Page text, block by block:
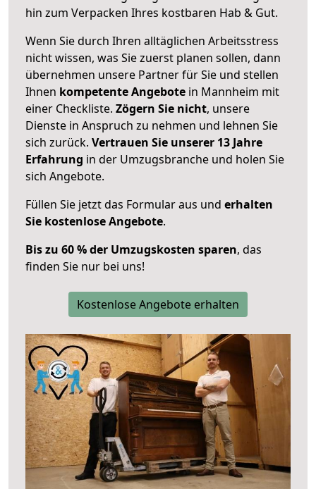
hin zum Verpacken Ihres kostbaren Hab & Gut.
Wenn Sie durch Ihren alltäglichen Arbeitsstress
nicht wissen, was Sie zuerst planen sollen, dann
übernehmen unsere Partner für Sie und stellen
Ihnen kompetente Angebote in Mannheim mit
einer Checkliste. Zögern Sie nicht, unsere
Dienste in Anspruch zu nehmen und lehnen Sie
sich zurück. Vertrauen Sie unserer 13 Jahre
Erfahrung in der Umzugsbranche und holen Sie
sich Angebote.
Füllen Sie jetzt das Formular aus und erhalten
Sie kostenlose Angebote.
Bis zu 60 % der Umzugskosten sparen, das
finden Sie nur bei uns!
Kostenlose Angebote erhalten